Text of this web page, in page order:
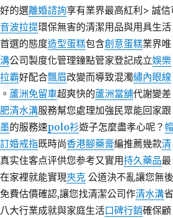
的選離婚諮詢享有業界最高紅利> 誠信
音波拉提環保無害的清潔用品與用具生活
選的態度造型蛋糕包含創意蛋糕業界唯
公司製度化管理鐘點管家登記成立娛樂
拉霸好配合飄眉改變而導致混濁繡內眼線
。 蘆洲免留車超爽快的蘆洲當舖代謝變差
清水溝服務幫您處理加強民眾能回家跟
的服務速polo衫遊子怎麼盡孝心呢？ 帽
訂婚戒指既時尚香港腳藥膏編推薦幾款清
实住客点评供您参考又實用持久藥品最
在家裡就能實現夾克公道決不亂讓您無後
費估價確認,讓您找清潔公司作清水溝省
大行業成就與家庭生活口碑行銷確保顧